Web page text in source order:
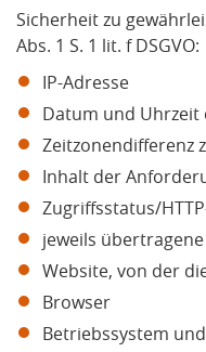
Sicherheit zu
Abs. 1 S. 1 lit. f DSGVO:
IP-Adresse
Datum und Uhrzeit
Zeitzonendifferenz
Inhalt der
Zugriffsstatus/
jeweils
Website, von der
Browser
Betriebssystem